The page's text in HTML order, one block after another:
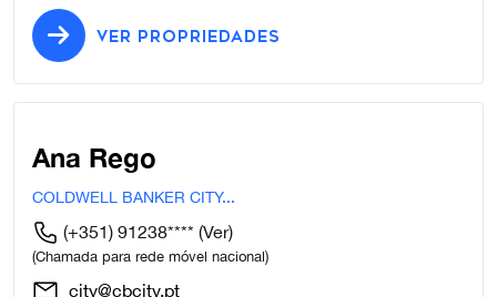
VER PROPRIEDADES
Ana Rego
COLDWELL BANKER CITY...
(+351) 91238**** (Ver)
(Chamada para rede móvel nacional)
city@cbcity.pt